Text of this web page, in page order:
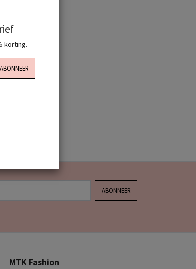
ABONNEER
MTK Fashion
korting.
ABONNEER